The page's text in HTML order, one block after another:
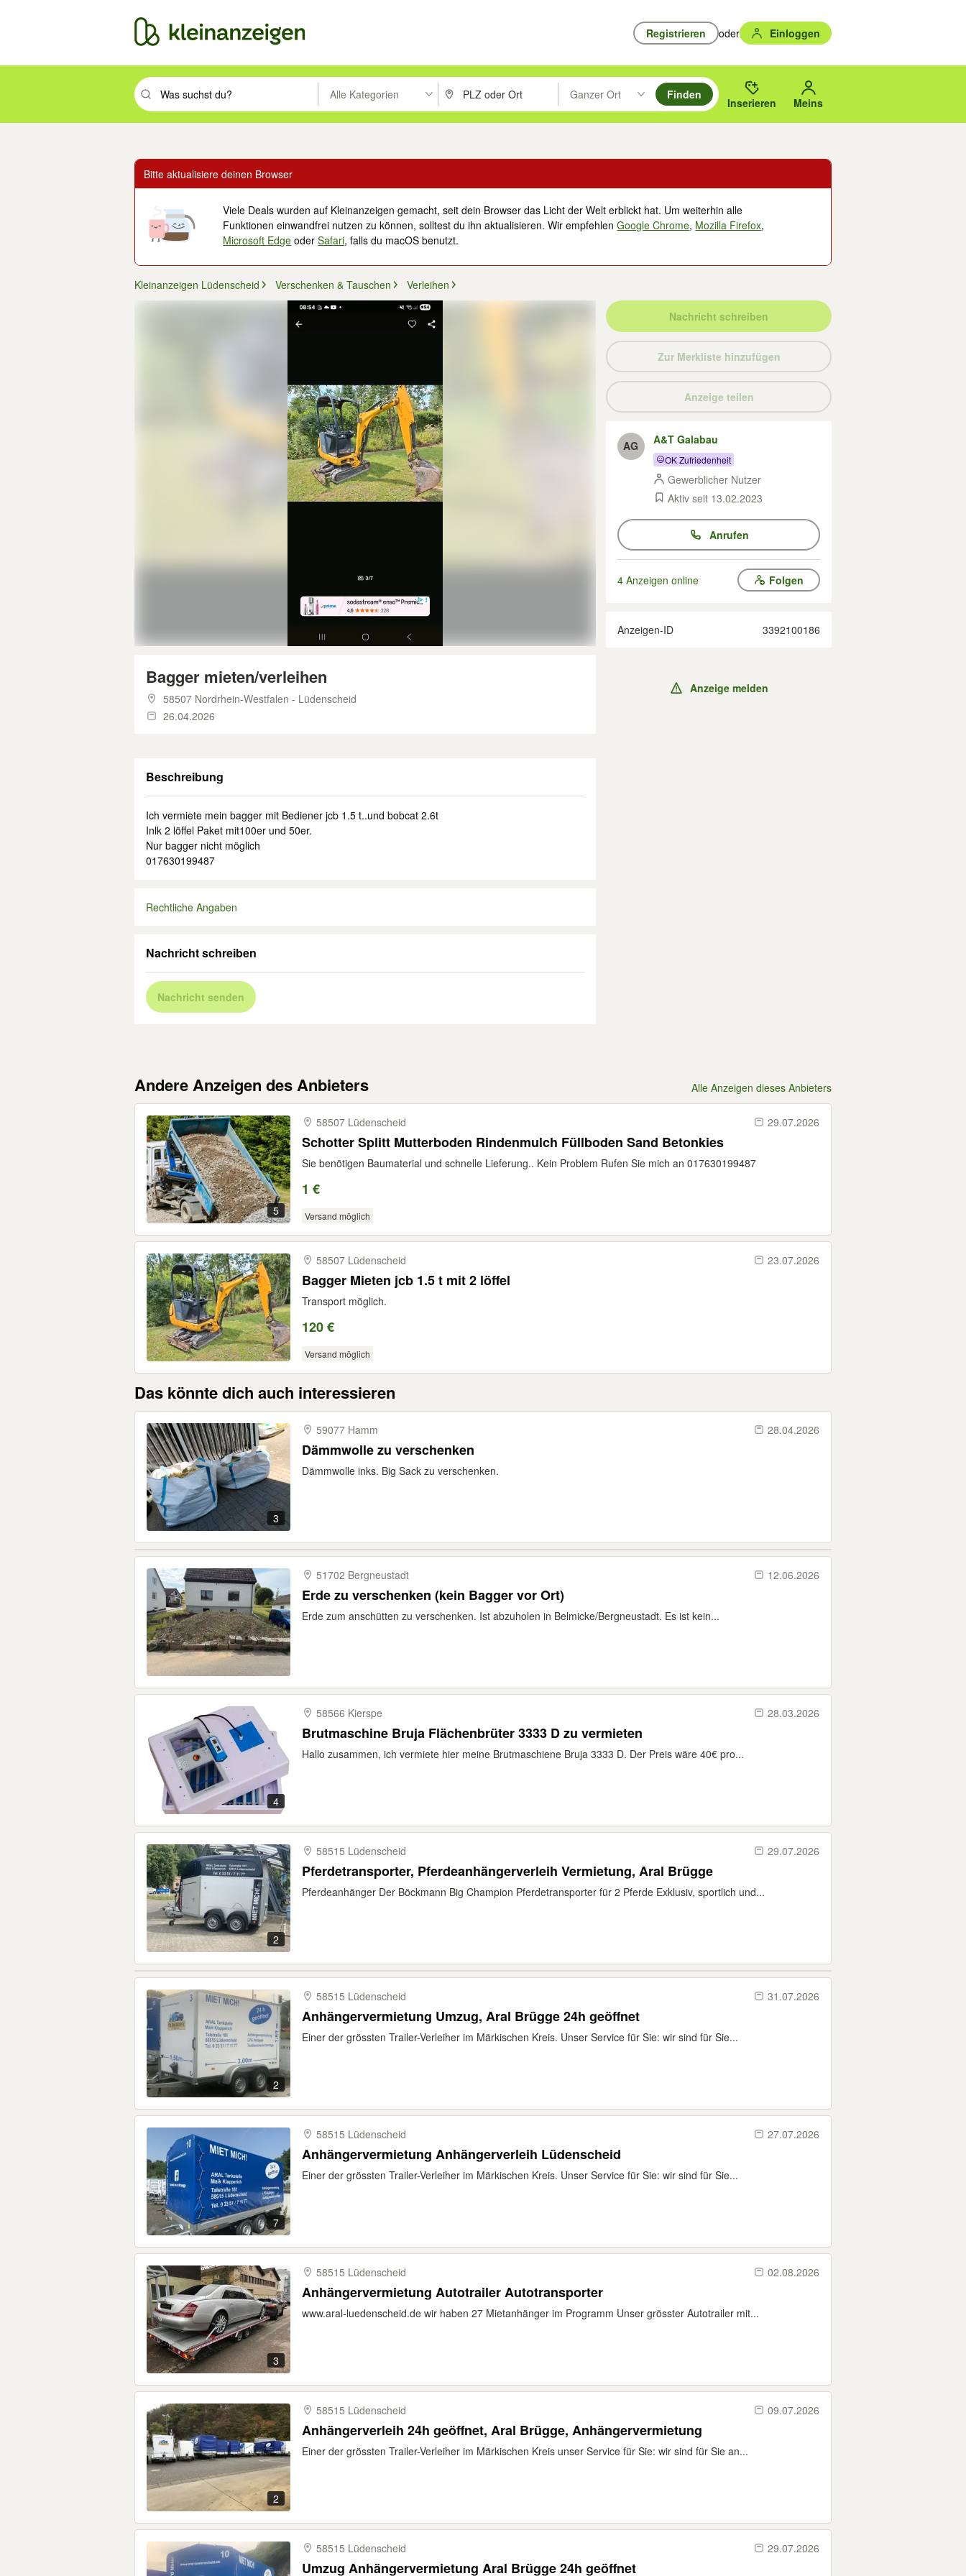
Registrieren oder Einloggen
Suchbegriff eingeben. Eingabetaste drücken um zu suchen, oder Vorschläge mit den Pfeiltasten nach oben/unten durchsuchen und mit Eingabetaste auswählen.
Alle Kategorien PLZ oder Ort eingeben. Eingabetaste drücken um zu suchen, oder Vorschläge mit den Pfeiltasten nach oben/
Ganzer Ort
Suche im Umkreis des gewählten Orts oder PLZ.
Finden
Inserieren Meins
Bitte aktualisiere deinen Browser
Viele Deals wurden auf Kleinanzeigen gemacht, seit dein Browser das Licht der Welt erblickt hat. Um weiterhin alle
Funktionen einwandfrei nutzen zu können, solltest du ihn aktualisieren. Wir empfehlenGoogle Chrome, Mozilla Firefox,
Microsoft Edge oderSafari, falls du macOS benutzt.
Kleinanzeigen Lüdenscheid Verschenken & Tauschen Verleihen
Bagger mieten/verleihen
58507 Nordrhein-Westfalen - Lüdenscheid
26.04.2026
Beschreibung
Ich vermiete mein bagger mit Bediener jcb 1.5 t..und bobcat 2.6t
Inlk 2 löffel Paket mit100er und 50er.
Nur bagger nicht möglich
017630199487
Rechtliche Angaben
Nachricht schreiben
Nachricht senden
Nachricht schreiben
Zur Merkliste hinzufügen
Anzeige teilen
AG A&T Galabau
OK Zufriedenheit
Gewerblicher Nutzer
Aktiv seit 13.02.2023
Anrufen
4 Anzeigen online Folgen
Anzeigen-ID 3392100186
Anzeige melden
Andere Anzeigen des Anbieters Alle Anzeigen dieses Anbieters
5
58507 Lüdenscheid 29.07.2026
Schotter Splitt Mutterboden Rindenmulch Füllboden Sand Betonkies
Sie benötigen Baumaterial und schnelle Lieferung.. Kein Problem Rufen Sie mich an 017630199487
1 €
Versand möglich
58507 Lüdenscheid 23.07.2026
Bagger Mieten jcb 1.5 t mit 2 löffel
Transport möglich.
120 €
Versand möglich
Das könnte dich auch interessieren
3
59077 Hamm 28.04.2026
Dämmwolle zu verschenken
Dämmwolle inks. Big Sack zu verschenken.
51702 Bergneustadt 12.06.2026
Erde zu verschenken (kein Bagger vor Ort)
Erde zum anschütten zu verschenken. Ist abzuholen in Belmicke/Bergneustadt. Es ist kein...
4
58566 Kierspe 28.03.2026
Brutmaschine Bruja Flächenbrüter 3333 D zu vermieten
Hallo zusammen, ich vermiete hier meine Brutmaschiene Bruja 3333 D. Der Preis wäre 40€ pro...
2
58515 Lüdenscheid 29.07.2026
Pferdetransporter, Pferdeanhängerverleih Vermietung, Aral Brügge
Pferdeanhänger Der Böckmann Big Champion Pferdetransporter für 2 Pferde Exklusiv, sportlich und...
2
58515 Lüdenscheid 31.07.2026
Anhängervermietung Umzug, Aral Brügge 24h geöffnet
Einer der grössten Trailer-Verleiher im Märkischen Kreis. Unser Service für Sie: wir sind für Sie...
7
58515 Lüdenscheid 27.07.2026
Anhängervermietung Anhängerverleih Lüdenscheid
Einer der grössten Trailer-Verleiher im Märkischen Kreis. Unser Service für Sie: wir sind für Sie...
3
58515 Lüdenscheid 02.08.2026
Anhängervermietung Autotrailer Autotransporter
www.aral-luedenscheid.de wir haben 27 Mietanhänger im Programm Unser grösster Autotrailer mit...
2
58515 Lüdenscheid 09.07.2026
Anhängerverleih 24h geöffnet, Aral Brügge, Anhängervermietung
Einer der grössten Trailer-Verleiher im Märkischen Kreis unser Service für Sie: wir sind für Sie an...
58515 Lüdenscheid 29.07.2026
Umzug Anhängervermietung Aral Brügge 24h geöffnet